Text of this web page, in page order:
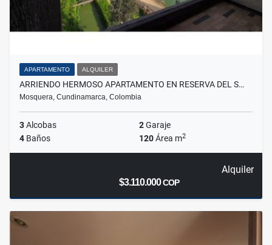
APARTAMENTO ALQUILER
ARRIENDO HERMOSO APARTAMENTO EN RESERVA DEL S…
Mosquera, Cundinamarca, Colombia
3Alcobas 2Garaje
4 Baños 120Área m2
Alquiler
$3.110.000COP